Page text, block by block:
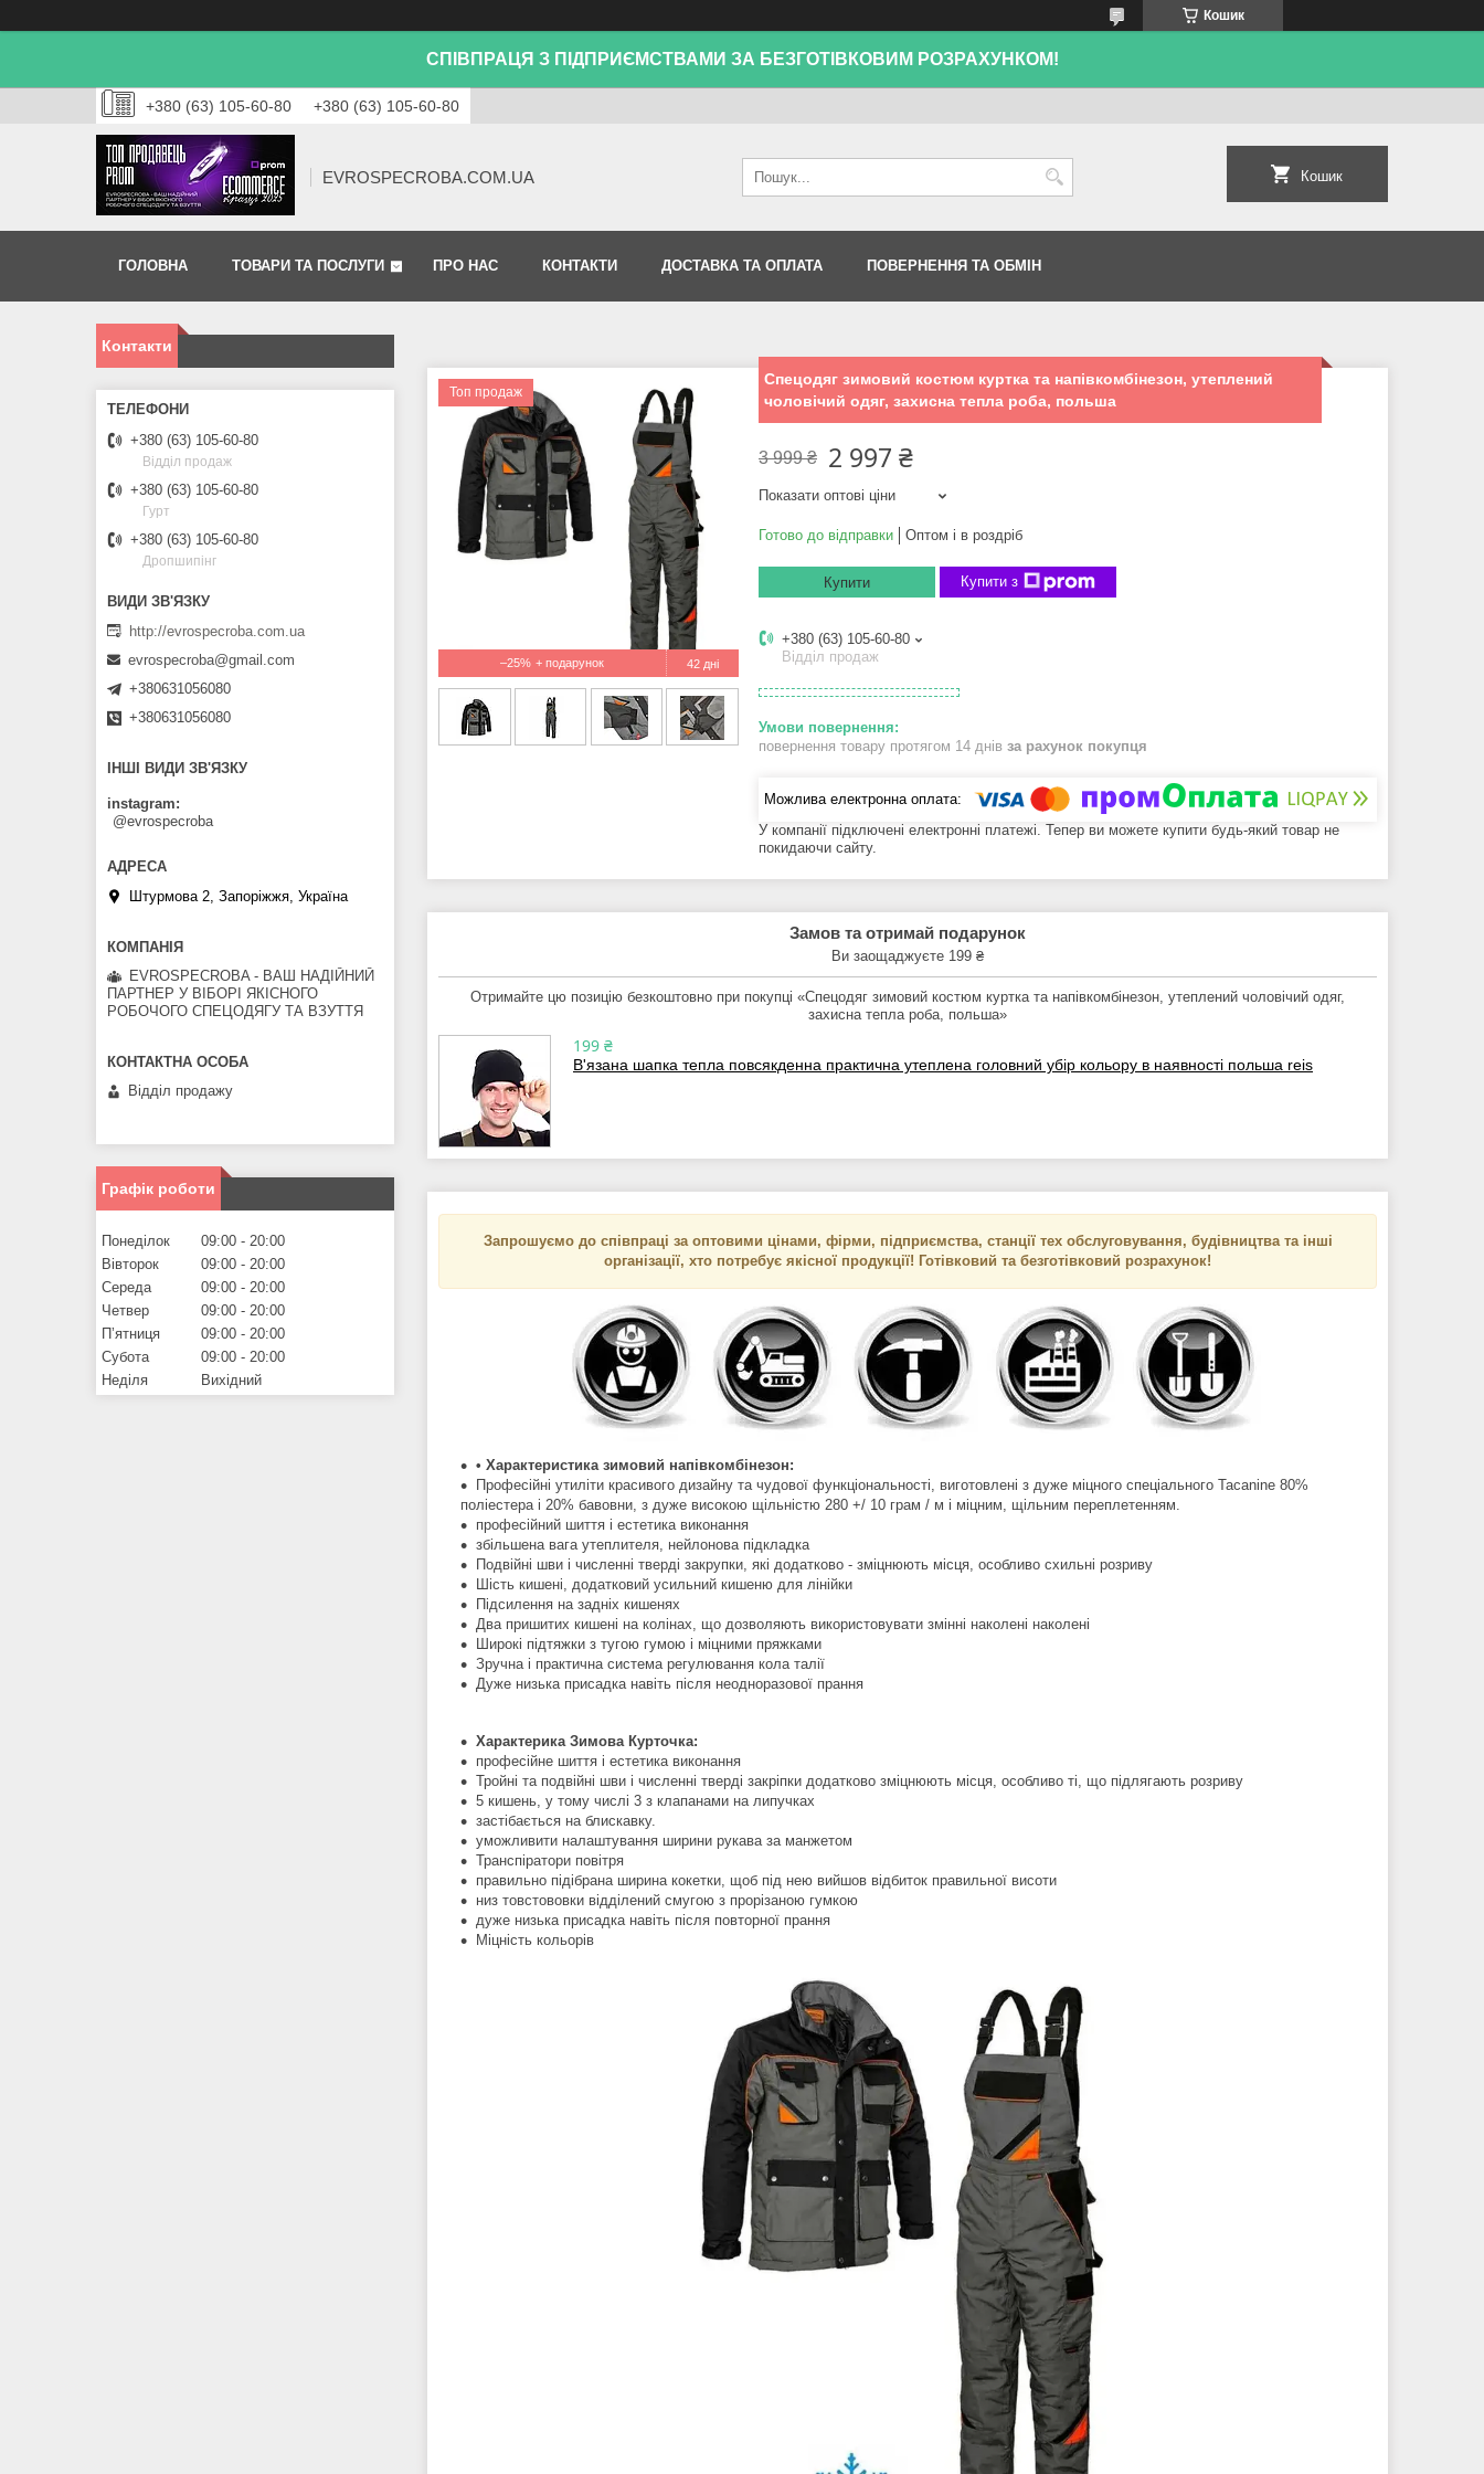
Кошик
СПІВПРАЦЯ З ПІДПРИЄМСТВАМИ ЗА БЕЗГОТІВКОВИМ РОЗРАХУНКОМ!
+380 (63) 105-60-80 +380 (63) 105-60-80
EVROSPECROBA.COM.UA Кошик
ГОЛОВНА ТОВАРИ ТА ПОСЛУГИ ПРО НАС КОНТАКТИ ДОСТАВКА ТА ОПЛАТА ПОВЕРНЕННЯ ТА ОБМІН
–25% 42 дні
Топ продаж
Спецодяг зимовий костюм куртка та напівкомбінезон, утеплений
чоловічий одяг, захисна тепла роба, польша
3 999 ₴ 2 997 ₴
Показати оптові ціни
Готово до відправки Оптом і в роздріб
Купити Купити з
+380 (63) 105-60-80
Відділ продаж
повернення товару протягом 14 днів за рахунок покупця
У компанії підключені електронні платежі. Тепер ви можете купити будь-який товар не
покидаючи сайту.
Замов та отримай подарунок
Ви заощаджуєте 199 ₴
Отримайте цю позицію безкоштовно при покупці «Спецодяг зимовий костюм куртка та напівкомбінезон, утеплений чоловічий одяг,
захисна тепла роба, польша»
199 ₴
В'язана шапка тепла повсякденна практична утеплена головний убір кольору в наявності польша reis
Запрошуємо до співпраці за оптовими цінами, фірми, підприємства, станції тех обслуговування, будівництва та інші
організації, хто потребує якісної продукції! Готівковий та безготівковий розрахунок!
• Характеристика зимовий напівкомбінезон:
Професійні утиліти красивого дизайну та чудової функціональності, виготовлені з дуже міцного спеціального Tacanine 80%
поліестера і 20% бавовни, з дуже високою щільністю 280 +/ 10 грам / м і міцним, щільним переплетенням.
професійний шиття і естетика виконання
збільшена вага утеплителя, нейлонова підкладка
Подвійні шви і численні тверді закрупки, які додатково - зміцнюють місця, особливо схильні розриву
Шість кишені, додатковий усильний кишеню для лінійки
Підсилення на задніх кишенях
Два пришитих кишені на колінах, що дозволяють використовувати змінні наколені наколені
Широкі підтяжки з тугою гумою і міцними пряжками
Зручна і практична система регулювання кола талії
Дуже низька присадка навіть після неодноразової прання
Характерика Зимова Курточка:
професійне шиття і естетика виконання
Тройні та подвійні шви і численні тверді закріпки додатково зміцнюють місця, особливо ті, що підлягають розриву
5 кишень, у тому числі 3 з клапанами на липучках
застібається на блискавку.
уможливити налаштування ширини рукава за манжетом
Транспіратори повітря
правильно підібрана ширина кокетки, щоб під нею вийшов відбиток правильної висоти
низ товстововки відділений смугою з прорізаною гумкою
дуже низька присадка навіть після повторної прання
Міцність кольорів
Контакти
+380 (63) 105-60-80
Відділ продаж
+380 (63) 105-60-80
Гурт
+380 (63) 105-60-80
Дропшипінг
http://evrospecroba.com.ua
evrospecroba@gmail.com
+380631056080
+380631056080
ІНШІ ВИДИ ЗВ'ЯЗКУ
instagram
@evrospecroba
Штурмова 2, Запоріжжя, Україна
EVROSPECROBA - ВАШ НАДІЙНИЙ
ПАРТНЕР У ВІБОРІ ЯКІСНОГО
РОБОЧОГО СПЕЦОДЯГУ ТА ВЗУТТЯ
Відділ продажу
Графік роботи
Понеділок 09:00
20:00
Вівторок
09:00
20:00
Середа
09:00
20:00
Четвер
09:00
20:00
Пʼятниця
09:00
20:00
Субота
09:00
20:00
Неділя
Вихідний